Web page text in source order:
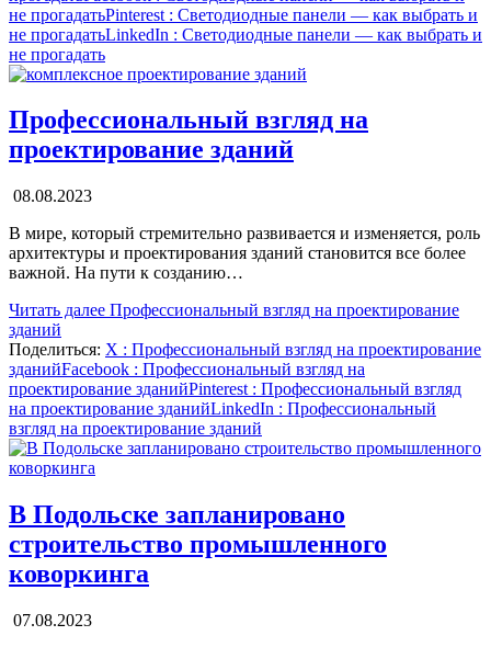
не прогадатьPinterest : Светодиодные панели — как выбрать и
не прогадатьLinkedIn : Светодиодные панели — как выбрать и
не прогадать
Профессиональный взгляд на
проектирование зданий
08.08.2023
В мире, который стремительно развивается и изменяется, роль
архитектуры и проектирования зданий становится все более
важной. На пути к созданию…
Читать далее Профессиональный взгляд на проектирование
зданий
Поделиться: X : Профессиональный взгляд на проектирование
зданийFacebook : Профессиональный взгляд на
проектирование зданийPinterest : Профессиональный взгляд
на проектирование зданийLinkedIn : Профессиональный
взгляд на проектирование зданий
В Подольске запланировано
строительство промышленного
коворкинга
07.08.2023